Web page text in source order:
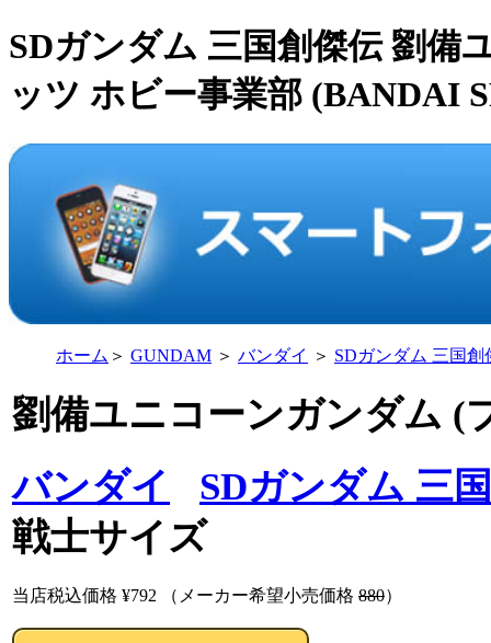
SDガンダム 三国創傑伝 劉備
ッツ ホビー事業部 (BANDAI
ホーム ＞ GUNDAM ＞ バンダイ ＞ SDガンダム 三国創
劉備ユニコーンガンダム (
バンダイ
SDガンダム 三
戦士サイズ
当店税込価格 ¥792 （メーカー希望小売価格 880）